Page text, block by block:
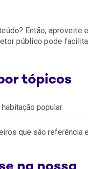
Então, aproveite
público pode
tópicos
popular
que são referência